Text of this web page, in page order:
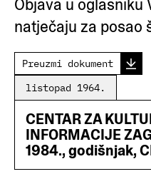
Objava u oglasniku
natječaju za posao
Preuzmi dokument
listopad 1964.
CENTAR ZA
INFORMACIJE
1984., godišnjak,